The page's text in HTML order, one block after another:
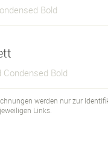
Bold
Condensed Bold
werden nur zur
Links.